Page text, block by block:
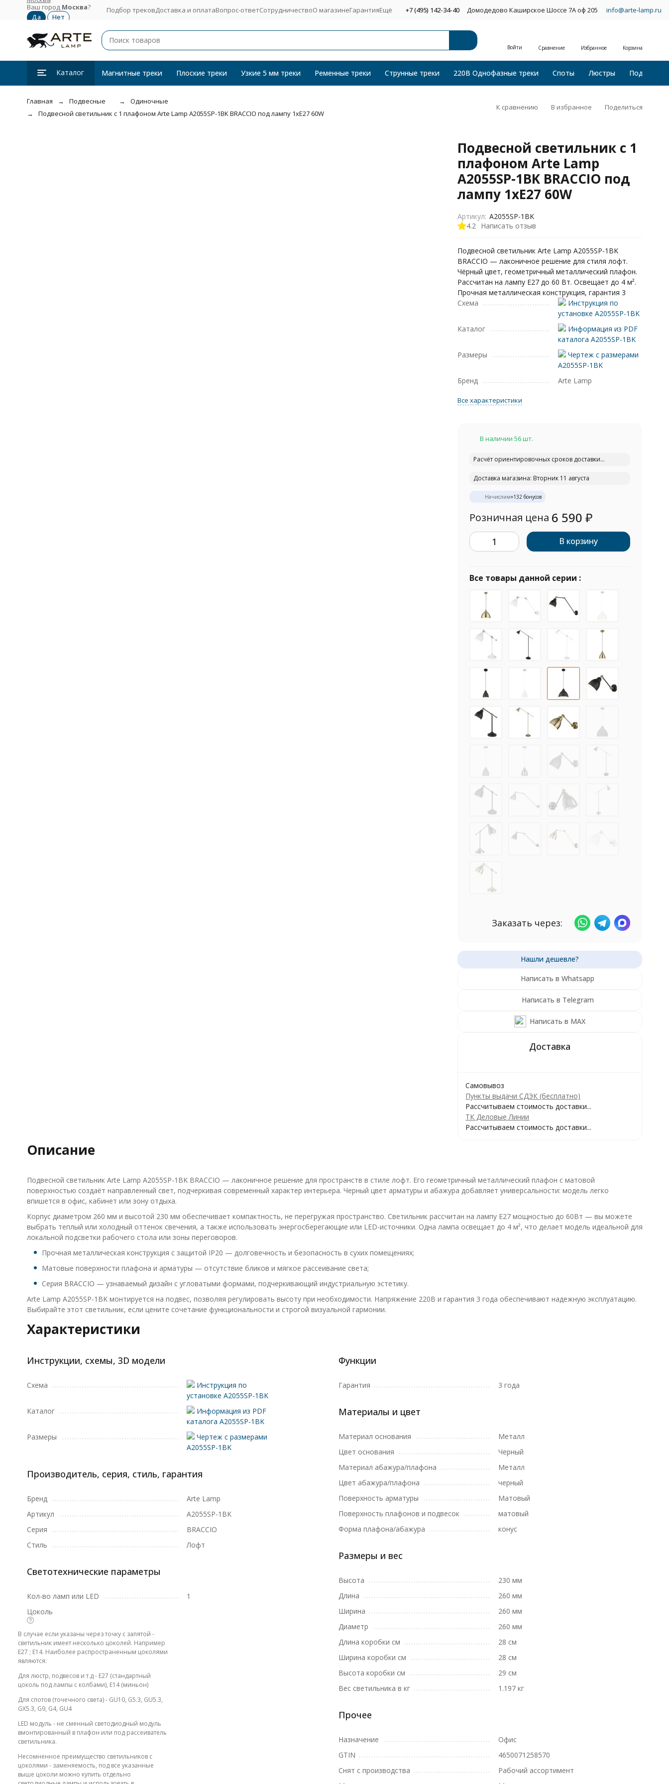
Ваш город Москва? Подбор трековДоставка и оплатаВопрос-ответСотрудничествоО магазинеГарантияЕщё +7 (495) 142-34-40 Домодедово Каширское Шоссе 7А оф 205 info@arte-lamp.ru
Войти Сравнение Избранное Корзина
Каталог Магнитные треки Плоские треки Узкие 5 мм треки Ременные треки Струнные треки 220В Однофазные треки Споты Люстры Подвесные
Главная Подвесные
Одиночные
Подвесной светильник с 1 плафоном Arte Lamp A2055SP-1BK BRACCIO под лампу 1xE27 60W
К сравнению В избранное Поделиться
Подвесной светильник с 1
плафоном Arte Lamp
A2055SP-1BK BRACCIO под
лампу 1xE27 60W
4.2 Написать отзыв
Артикул: A2055SP-1BK
Подвесной светильник Arte Lamp A2055SP-1BK
BRACCIO — лаконичное решение для стиля лофт.
Чёрный цвет, геометричный металлический плафон.
Рассчитан на лампу E27 до 60 Вт. Освещает до 4 м².
Прочная металлическая конструкция, гарантия 3
Схема
Инструкция по
установке A2055SP-1BK
Каталог
Информация из PDF
каталога A2055SP-1BK
Размеры
Чертеж с размерами
A2055SP-1BK
Бренд
Arte Lamp
Все характеристики
В наличии 56 шт.
Расчёт ориентировочных сроков доставки...
Доставка магазина: Вторник 11 августа
Начислим+132 бонусов
Розничная цена 6 590₽
В корзину
Все товары данной серии :
Заказать через:
Написать в Whatsapp
Написать в Telegram
Написать в MAX
Самовывоз
Пункты выдачи СДЭК (бесплатно)
Рассчитываем стоимость доставки...
ТК Деловые Линии
Рассчитываем стоимость доставки...
Описание
Подвесной светильник Arte Lamp A2055SP-1BK BRACCIO — лаконичное решение для пространств в стиле лофт. Его геометричный металлический плафон с матовой
поверхностью создаёт направленный свет, подчеркивая современный характер интерьера. Черный цвет арматуры и абажура добавляет универсальности: модель легко
впишется в офис, кабинет или зону отдыха.
Корпус диаметром 260 мм и высотой 230 мм обеспечивает компактность, не перегружая пространство. Светильник рассчитан на лампу E27 мощностью до 60Вт — вы можете
выбрать теплый или холодный оттенок свечения, а также использовать энергосберегающие или LED-источники. Одна лампа освещает до 4 м², что делает модель идеальной для
локальной подсветки рабочего стола или зоны переговоров.
Прочная металлическая конструкция с защитой IP20 — долговечность и безопасность в сухих помещениях;
Матовые поверхности плафона и арматуры — отсутствие бликов и мягкое рассеивание света;
Серия BRACCIO — узнаваемый дизайн с угловатыми формами, подчеркивающий индустриальную эстетику.
Arte Lamp A2055SP-1BK монтируется на подвес, позволяя регулировать высоту при необходимости. Напряжение 220В и гарантия 3 года обеспечивают надежную эксплуатацию.
Выбирайте этот светильник, если цените сочетание функциональности и строгой визуальной гармонии.
Характеристики
Инструкции, схемы, 3D модели
Схема
Инструкция по
установке A2055SP-1BK
Каталог
Информация из PDF
каталога A2055SP-1BK
Размеры
Чертеж с размерами
A2055SP-1BK
Производитель, серия, стиль, гарантия
Бренд
Arte Lamp
Артикул
A2055SP-1BK
Серия
BRACCIO
Стиль
Лофт
Светотехнические параметры
Кол-во ламп или LED
1
Цоколь
В случае если указаны через точку с запятой -
светильник имеет несколько цоколей. Например
E27 ; E14. Наиболее распространенным цоколями
являются:
Для люстр, подвесов и т.д - E27 (стандартный
цоколь под лампы с колбами), E14 (миньон)
Для спотов (точечного света) - GU10, G5.3, GU5.3,
GX5.3, G9, G4, GU4
LED модуль - не сменный светодиодный модуль
вмонтированный в плафон или под рассеиватель
светильника.
Несомненное преимущество светильников с
цоколями - заменяемость, под все указанные
выше цоколи можно купить отдельно
Функции
Гарантия 3 года
Материалы и цвет
Материал основания
Металл
Цвет основания
Черный
Материал абажура/плафона
Металл
Цвет абажура/плафона
черный
Поверхность арматуры
Матовый
Поверхность плафонов и подвесок
матовый
Форма плафона/абажура
конус
Размеры и вес
Высота
230 мм
Длина
260 мм
Ширина
260 мм
Диаметр
260 мм
Длина коробки см
28 см
Ширина коробки см
28 см
Высота коробки см
29 см
Вес светильника в кг
1.197 кг
Прочее
Назначение
Офис
GTIN
4650071258570
Снят с производства
Рабочий ассортимент